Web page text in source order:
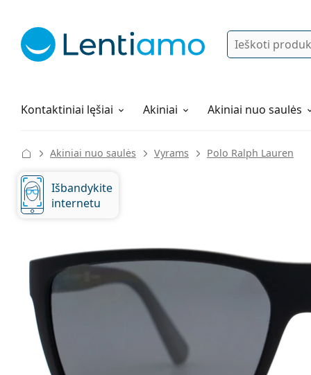
Ieškoti
Kontaktiniai lęšiai
Lęšių tirpalai Akiniai Akiniai nuo saulės
Viskas apie apsipirkimą pas mus
Akiniai nuo saulės Vyrams Polo Ralph Lauren
137 mm
Plotis
Išbandykite
internetu